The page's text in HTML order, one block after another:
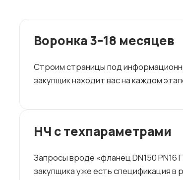
Воронка 3–18 месяцев
Строим страницы под
закупщик находит вас на каждом
НЧ с техпараметрами
Запросы вроде «фланец DN150
закупщика уже есть спецификация в